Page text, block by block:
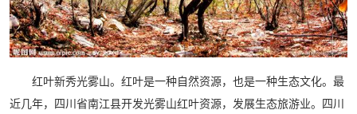
红叶新秀光雾山。红叶是一种自然资源，也是一种生态文化。最
近几年，四川省南江县开发光雾山红叶资源，发展生态旅游业。四川